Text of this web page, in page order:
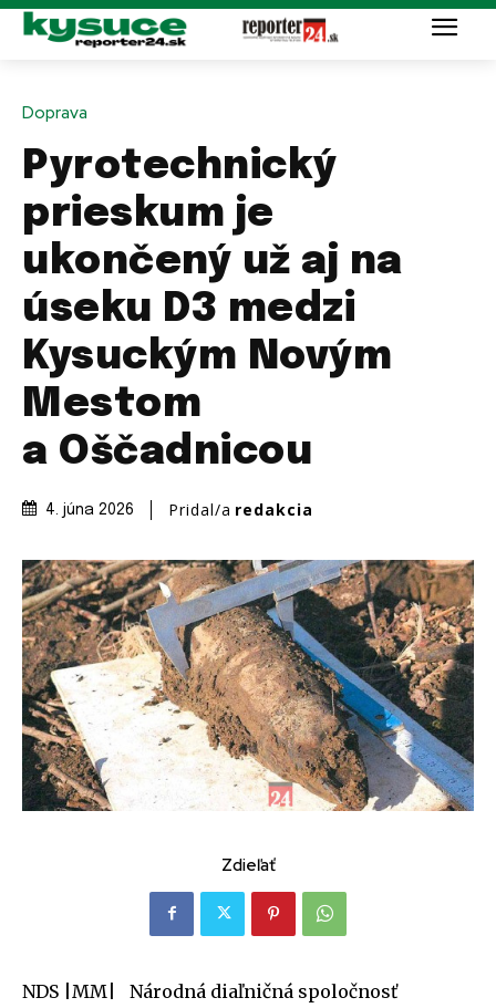
Doprava
Pyrotechnický
prieskum je
ukončený už aj na
úseku D3 medzi
Kysuckým Novým
Mestom
a Oščadnicou
4. júna 2026 Pridal/a redakcia
Zdieľať
NDS |MM| Národná diaľničná spoločnosť